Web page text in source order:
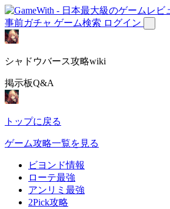
事前ガチャ ゲーム検索 ログイン
シャドウバース攻略wiki
掲示板Q&A
トップに戻る
ゲーム攻略一覧を見る
ビヨンド情報
ローテ最強
アンリミ最強
2Pick攻略